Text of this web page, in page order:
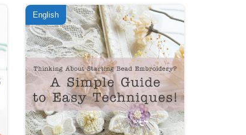
English